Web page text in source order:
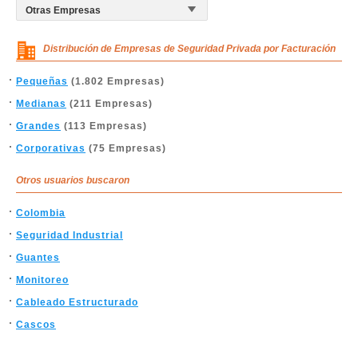
Distribución de Empresas de Seguridad Privada por Facturación
Pequeñas (1.802 Empresas)
Medianas (211 Empresas)
Grandes (113 Empresas)
Corporativas (75 Empresas)
Otros usuarios buscaron
Colombia
Seguridad Industrial
Guantes
Monitoreo
Cableado Estructurado
Cascos